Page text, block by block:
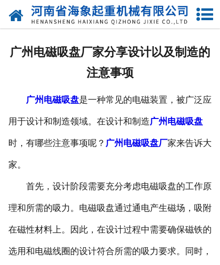
网站首页
厂区一角
联系我们
广州电磁吸盘厂家分享设计以及制造的
注意事项
广州电磁吸盘是一种常见的电磁装置，被广泛应
用于设计和制造领域。在设计和制造广州电磁吸盘
时，有哪些注意事项呢？ 广州电磁吸盘厂家来告诉大
家。
首先，设计阶段需要充分考虑电磁吸盘的工作原
理和所需的吸力。电磁吸盘通过通电产生磁场，吸附
在磁性材料上。因此，在设计过程中需要确保磁铁的
选用和电磁线圈的设计符合所需的吸力要求。同时，